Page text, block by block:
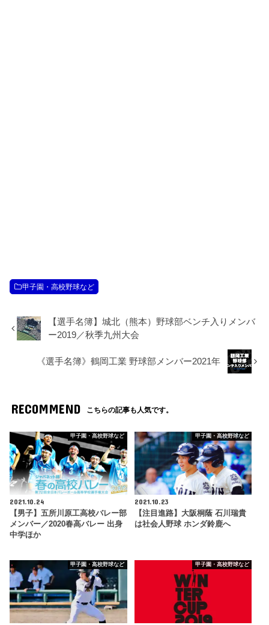
甲子園・高校野球など
【選手名簿】城北（熊本）野球部ベンチ入りメンバ
ー2019／秋季九州大会
《選手名簿》鶴岡工業 野球部メンバー2021年
RECOMMEND こちらの記事も人気です。
甲子園・高校野球など
2021.10.24
【男子】五所川原工高校バレー部
メンバー／2020春高バレー 出身
中学ほか
甲子園・高校野球など
2021.10.23
【注目進路】大阪桐蔭 石川瑞貴
は社会人野球 ホンダ鈴鹿へ
甲子園・高校野球など 甲子園・高校野球など